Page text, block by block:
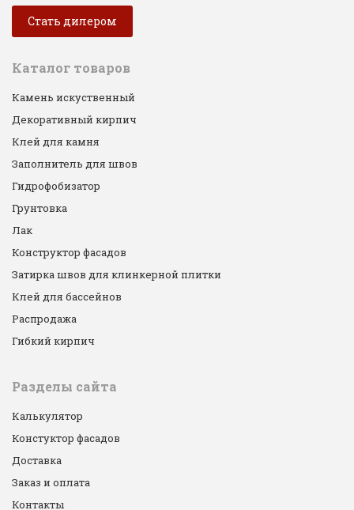
Стать дилером
Каталог товаров
Камень искуственный
Декоративный кирпич
Клей для камня
Заполнитель для швов
Гидрофобизатор
Грунтовка
Лак
Конструктор фасадов
Затирка швов для клинкерной плитки
Клей для бассейнов
Распродажа
Гибкий кирпич
Разделы сайта
Калькулятор
Констуктор фасадов
Доставка
Заказ и оплата
Контакты